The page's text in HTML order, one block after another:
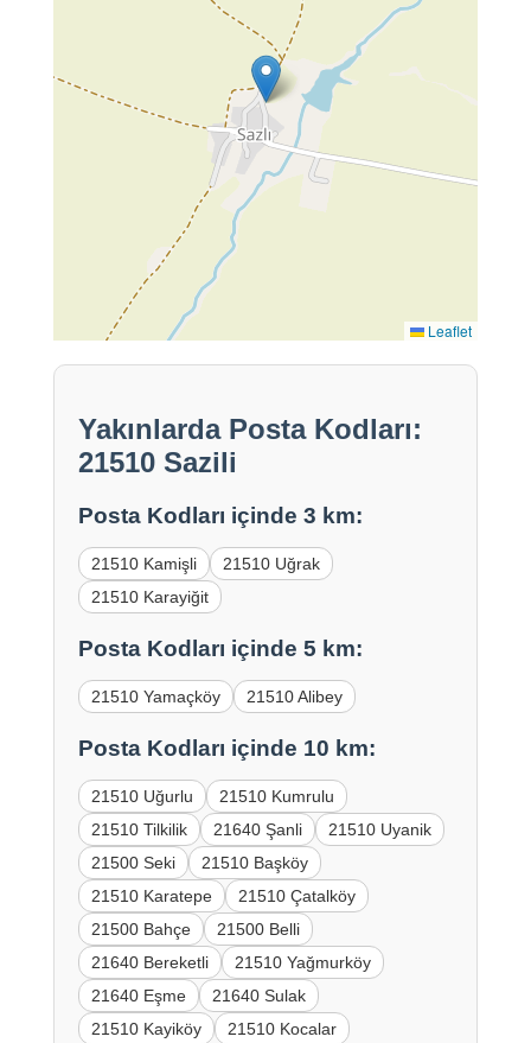
Leaflet
Yakınlarda Posta Kodları:
21510 Sazili
Posta Kodları içinde 3 km:
21510 Kamişli
21510 Uğrak
21510 Karayiğit
Posta Kodları içinde 5 km:
21510 Yamaçköy 21510 Alibey
Posta Kodları içinde 10 km:
21510 Uğurlu
21510 Kumrulu
21510 Tilkilik
21640 Şanli
21510 Uyanik
21500 Seki
21510 Başköy
21510 Karatepe
21510 Çatalköy
21500 Bahçe
21500 Belli
21640 Bereketli
21510 Yağmurköy
21640 Eşme
21640 Sulak
21510 Kayiköy
21510 Kocalar